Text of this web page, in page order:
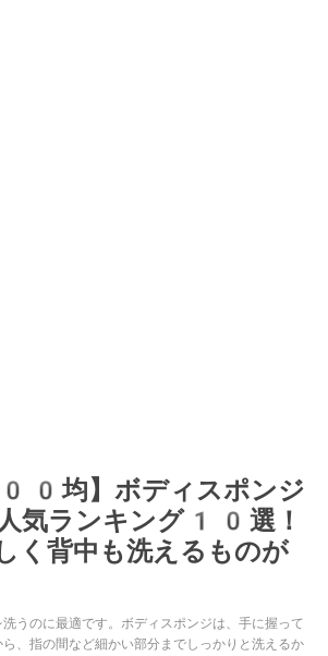
均】ボディスポンジ
気ランキング10選！
く背中も洗えるものが
うのに最適です。ボディスポンジは、手に握って
、指の間など細かい部分までしっかりと洗えるか